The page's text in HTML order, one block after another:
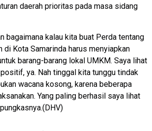
daerah prioritas pada masa sidang
bagaimana kalau kita buat Perda tentang
Kota Samarinda harus menyiapkan
barang-barang lokal UMKM. Saya lihat
ya. Nah tinggal kita tunggu tindak
wacana kosong, karena beberapa
Yang paling berhasil saya lihat